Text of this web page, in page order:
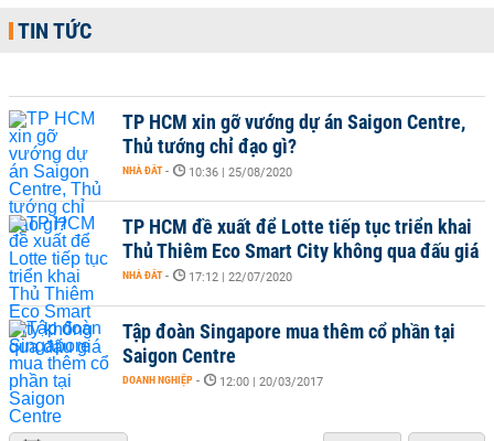
TIN TỨC
TP HCM xin gỡ vướng dự án Saigon Centre,
Thủ tướng chỉ đạo gì?
NHÀ ĐẤT - 10:36 | 25/08/2020
TP HCM đề xuất để Lotte tiếp tục triển khai
Thủ Thiêm Eco Smart City không qua đấu giá
NHÀ ĐẤT - 17:12 | 22/07/2020
Tập đoàn Singapore mua thêm cổ phần tại
Saigon Centre
DOANH NGHIỆP - 12:00 | 20/03/2017